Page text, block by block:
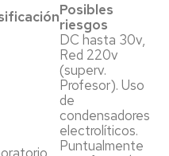
Posibles
riesgos
DC hasta 30v,
Red 220v
(superv.
Profesor). Uso
de
condensadores
electrolíticos.
Puntualmente